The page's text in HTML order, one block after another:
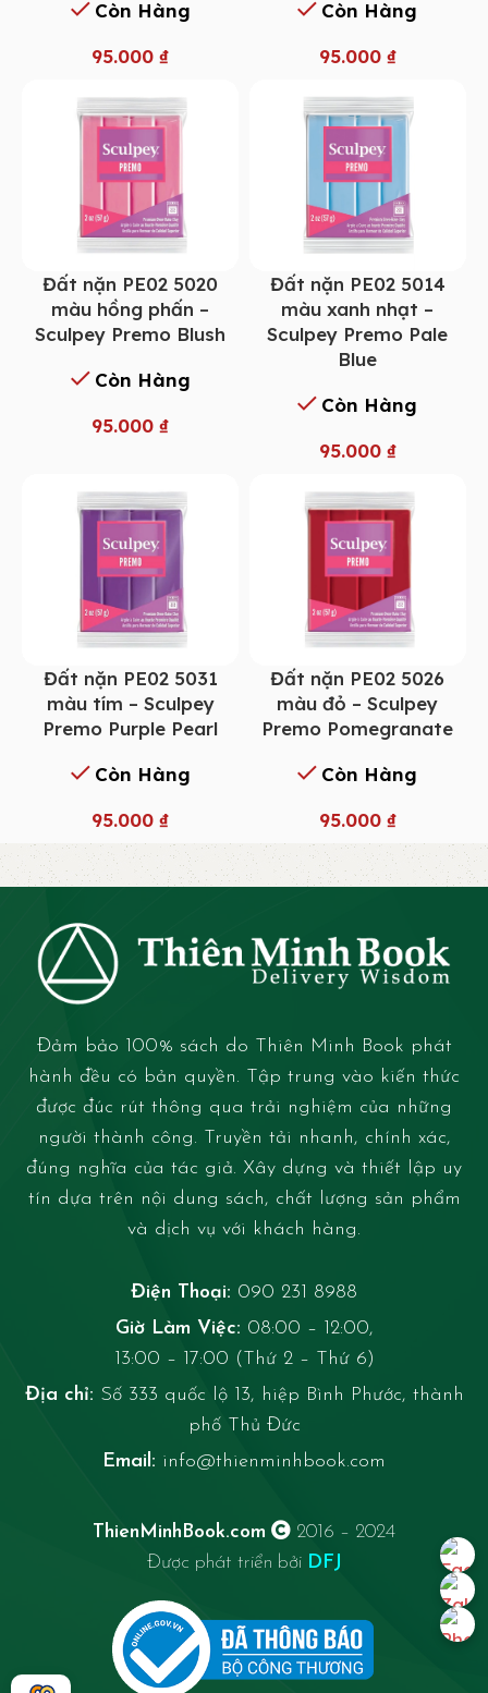
Còn Hàng
95.000 ₫
Còn Hàng
95.000 ₫
Đất nặn PE02 5020
màu hồng phấn –
Sculpey Premo Blush
Còn Hàng
95.000 ₫
Đất nặn PE02 5014
màu xanh nhạt –
Sculpey Premo Pale
Blue
Còn Hàng
95.000 ₫
Đất nặn PE02 5031
màu tím – Sculpey
Premo Purple Pearl
Còn Hàng
95.000 ₫
Đất nặn PE02 5026
màu đỏ – Sculpey
Premo Pomegranate
Còn Hàng
95.000 ₫
Đảm bảo 100% sách do Thiên Minh Book phát
hành đều có bản quyền. Tập trung vào kiến thức
được đúc rút thông qua trải nghiệm của những
người thành công. Truyền tải nhanh, chính xác,
đúng nghĩa của tác giả. Xây dựng và thiết lập uy
tín dựa trên nội dung sách, chất lượng sản phẩm
và dịch vụ với khách hàng.
Điện Thoại: 090 231 8988
Giờ Làm Việc: 08:00 – 12:00,
13:00 – 17:00 (Thứ 2 – Thứ 6)
Địa chỉ: Số 333 quốc lộ 13, hiệp Bình Phước, thành
phố Thủ Đức
Email: info@thienminhbook.com
ThienMinhBook.com
2016 – 2024
Được phát triển bởi DFJ